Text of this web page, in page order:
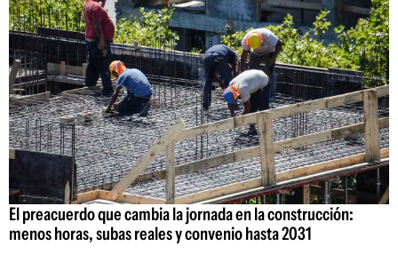
El preacuerdo que cambia la jornada en la construcción:
menos horas, subas reales y convenio hasta 2031